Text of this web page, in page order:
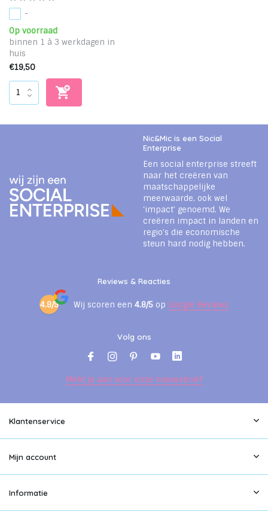
-
Op voorraad
binnen 1 à 3 werkdagen in
huis
€19,50
Nic&Mic is een Social
Enterprise
Een social enterprise streeft
naar het creëren van
maatschappelijke
meerwaarde, ook wel
‘impact’ genoemd. We
creëren impact in landen en
regio’s die economische
steun hard nodig hebben.
Reviews & Reacties
4.8/5 Wij scoren een 4.8/5 op Google Reviews
Volg ons
Meld je aan voor onze nieuwsbrief
Klantenservice
Mijn account
Informatie